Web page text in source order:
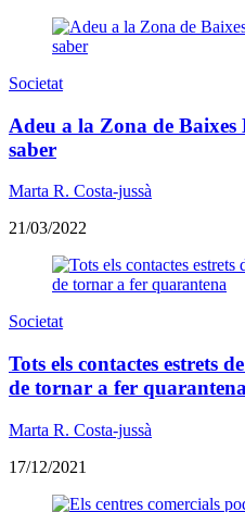
Societat
Adeu a la Zona de Baixes
saber
Marta R. Costa-jussà
21/03/2022
Societat
Tots els contactes estrets
de tornar a fer quarantena
Marta R. Costa-jussà
17/12/2021